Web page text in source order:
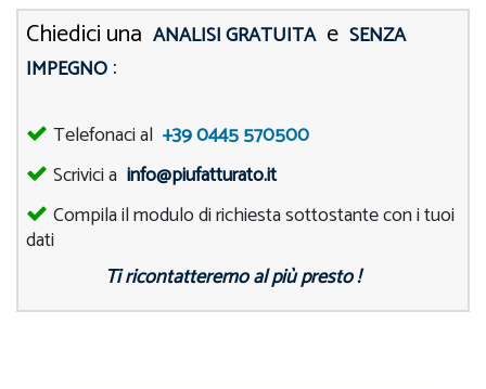
Chiedici una ANALISI GRATUITA e SENZA
IMPEGNO :
Telefonaci al +39 0445 570500
Scrivici a info@piufatturato.it
Compila il modulo di richiesta sottostante con i tuoi
dati
Ti ricontatteremo al più presto !